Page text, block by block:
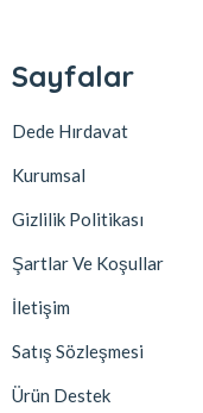
Sayfalar
Dede Hırdavat
Kurumsal
Gizlilik Politikası
Şartlar Ve Koşullar
İletişim
Satış Sözleşmesi
Ürün Destek